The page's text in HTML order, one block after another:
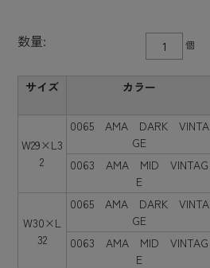
数量: 個
サイズ カラー
W29×L3
2
0065 AMA DARK VINTA
GE
0063 AMA MID VINTAG
E
W30×L
32
0065 AMA DARK VINTA
GE
0063 AMA MID VINTAG
E